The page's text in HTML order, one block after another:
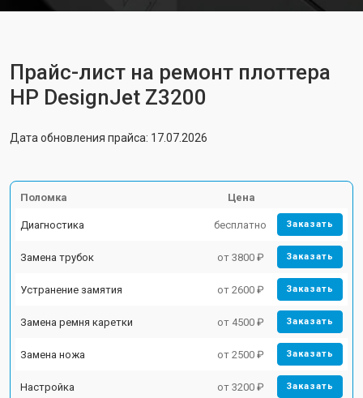
Прайс-лист на ремонт плоттера
HP DesignJet Z3200
Дата обновления прайса: 17.07.2026
Поломка Цена
Диагностика бесплатно Заказать
Замена трубок от 3800 ₽ Заказать
Устранение замятия от 2600 ₽ Заказать
Замена ремня каретки от 4500 ₽ Заказать
Замена ножа от 2500 ₽ Заказать
Настройка от 3200 ₽ Заказать